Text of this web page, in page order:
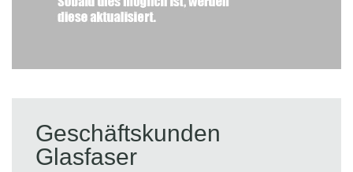
Geschäftskunden
Glasfaser